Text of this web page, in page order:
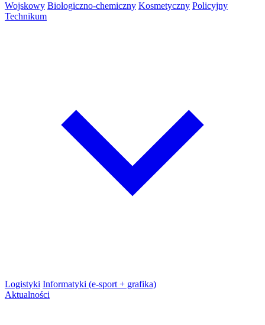
Wojskowy Biologiczno-chemiczny Kosmetyczny Policyjny
Technikum
Logistyki Informatyki (e-sport + grafika)
Aktualności